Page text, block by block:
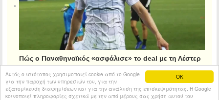
OK
Αυτός ο ιστότοπος χρησιμοποιεί cookie από το Google
για την παροχή των υπηρεσιών του, για την
εξατομίκευση διαφημίσεων και για την ανάλυση της επισκεψιμότητας. Η Google
κοινοποιεί πληροφορίες σχετικά με την από μέρους σας χρήση αυτού του
Πώς ο Παναθηναϊκός «ασφάλισε» το deal με τη Λέστερ